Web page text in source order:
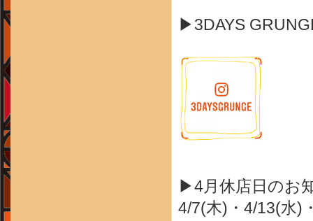
▶3DAYS
▶4月休店日のお
4/7(木)・4/13(水)